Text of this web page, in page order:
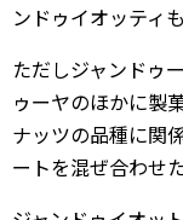
ンドゥイオッティ
ただしジャンドゥ
ゥーヤのほかに製
ナッツの品種に関
ートを混ぜ合わせ